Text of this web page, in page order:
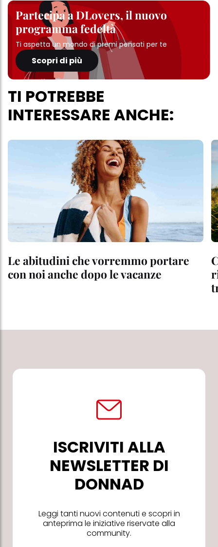
Partecipa a DLovers, il nuovo
programma fedeltà
Ti aspetta un mondo di premi pensati per te
Scopri di più
TI POTREBBE
INTERESSARE ANCHE:
Le abitudini che vorremmo portare
con noi anche dopo le vacanze
ISCRIVITI ALLA
NEWSLETTER DI
DONNAD
Leggi tanti nuovi contenuti e scopri in
anteprima le iniziative riservate alla
community.